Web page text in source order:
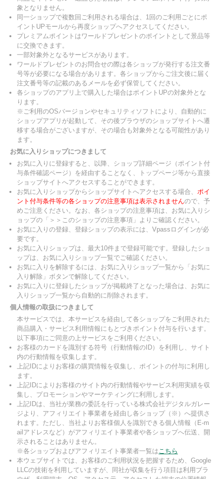
象となりません。
同一ショップで複数回ご利用される場合は、1回のご利用ごとにポ
イントUPモールから再度ショップへアクセスしてください。
プレミアムポイントはワールドプレゼントのポイントとして景品等
に交換できます。
一部対象外となるサービスがあります。
ワールドプレゼントのお問合せの際は各ショップが発行する注文番
号等が必要になる場合があります。各ショップからご注文後に届く
注文番号等の記載のあるメールを必ず保管してください。
各ショップのアプリ上で購入した場合はポイントUPの対象外とな
ります。
※ご利用のOSバージョンやセキュリティソフトにより、自動的に
ショップアプリが起動して、その後ブラウザのショップサイトへ遷
移する場合がございますが、その場合も対象外となる可能性があり
ます。
お気に入りショップにつきまして
お気に入りに登録すると、以降、ショップ詳細ページ（ポイント付
与条件確認ページ）を経由することなく、トップページ等から直接
ショップサイトへアクセスすることができます。
お気に入りショップからショップサイトへアクセスする場合、 ポイ
ント付与条件等の各ショップの注意事項は表示されませんので、予
めご注意ください。なお、各ショップの注意事項は、お気に入りシ
ョップの「＞＞このショップの注意事項」よりご確認ください。
お気に入りの登録、登録ショップの表示には、Vpassログインが必
要です。
お気に入りショップは、最大10件まで登録可能です。登録したショ
ップは、お気に入りショップ一覧でご確認ください。
お気に入りを解除するには、お気に入りショップ一覧から「お気に
入り解除」ボタンで解除してください。
お気に入りに登録したショップが掲載終了となった場合は、お気に
入りショップ一覧から自動的に削除されます。
個人情報の取扱につきまして
本サービスでは、本サービスを経由して各ショップをご利用された
商品購入・サービス利用情報にもとづきポイント付与を行います。
以下事項にご同意の上サービスをご利用ください。
お客様のカードを識別する符号（行動情報のID）を利用し、サイト
内の行動情報を収集します。
上記IDによりお客様の購買情報を収集し、ポイントの付与に利用し
ます。
上記IDによりお客様のサイト内の行動情報やサービス利用実績を収
集し、プロモーションやマーケティングに利用します。
上記IDは、当社が業務の委託を行っている株式会社デジタルガレー
ジより、アフィリエイト事業者を経由し各ショップ（※）へ提供さ
れます。ただし、当社よりお客様個人を識別できる個人情報（E-m
ailアドレスなど）がアフィリエイト事業者や各ショップへ伝送、開
示されることはありません。
※各ショップおよびアフィリエイト事業者一覧はこちら
本ウェブサイトでは、お客様のご利用状況を把握するため、Google
LLCの技術を利用していますが、同社が収集を行う項目は利用ブラ